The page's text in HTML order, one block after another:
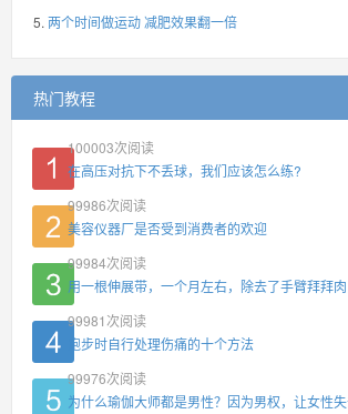
两个时间做运动 减肥效果翻一倍
热门教程
100003次阅读
在高压对抗下不丢球，我们应该怎么练?
99986次阅读
美容仪器厂是否受到消费者的欢迎
99984次阅读
用一根伸展带，一个月左右，除去了手臂拜拜
99981 次阅读
跑步时自行处理伤痛的十个方法
99976次阅读
为什么瑜伽大师都是男性？因为男权，让女性